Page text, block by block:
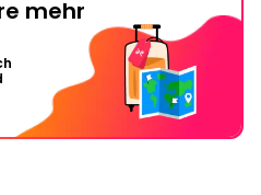
mehr